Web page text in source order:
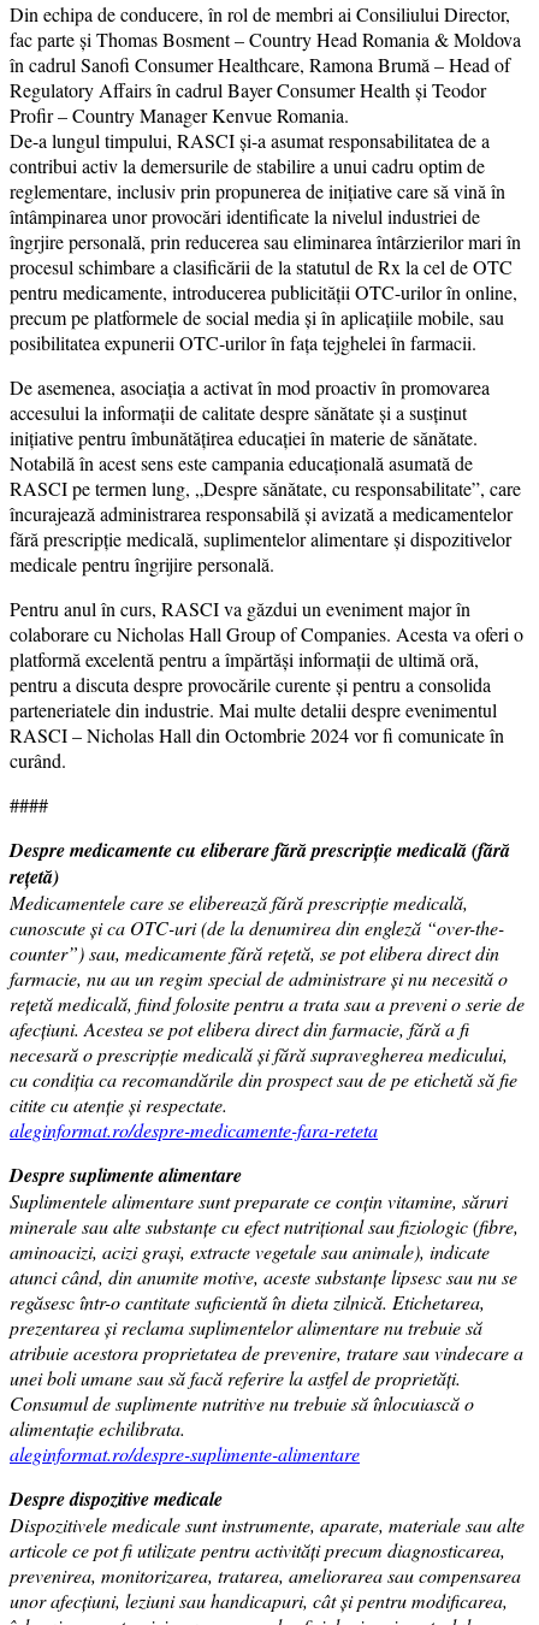
Din echipa de conducere, în rol de membri ai Consiliului Director,
fac parte și Thomas Bosment – Country Head Romania & Moldova
în cadrul Sanofi Consumer Healthcare, Ramona Brumă – Head of
Regulatory Affairs în cadrul Bayer Consumer Health și Teodor
Profir – Country Manager Kenvue Romania.
De-a lungul timpului, RASCI și-a asumat responsabilitatea de a
contribui activ la demersurile de stabilire a unui cadru optim de
reglementare, inclusiv prin propunerea de inițiative care să vină în
întâmpinarea unor provocări identificate la nivelul industriei de
îngrjire personală, prin reducerea sau eliminarea întârzierilor mari în
procesul schimbare a clasificării de la statutul de Rx la cel de OTC
pentru medicamente, introducerea publicității OTC-urilor în online,
precum pe platformele de social media și în aplicațiile mobile, sau
posibilitatea expunerii OTC-urilor în fața tejghelei în farmacii.
De asemenea, asociația a activat în mod proactiv în promovarea
accesului la informații de calitate despre sănătate și a susținut
inițiative pentru îmbunătățirea educației în materie de sănătate.
Notabilă în acest sens este campania educațională asumată de
RASCI pe termen lung, „Despre sănătate, cu responsabilitate”, care
încurajează administrarea responsabilă și avizată a medicamentelor
fără prescripție medicală, suplimentelor alimentare și dispozitivelor
medicale pentru îngrijire personală.
Pentru anul în curs, RASCI va găzdui un eveniment major în
colaborare cu Nicholas Hall Group of Companies. Acesta va oferi o
platformă excelentă pentru a împărtăși informații de ultimă oră,
pentru a discuta despre provocările curente și pentru a consolida
parteneriatele din industrie. Mai multe detalii despre evenimentul
RASCI – Nicholas Hall din Octombrie 2024 vor fi comunicate în
curând.
####
Despre medicamente cu eliberare fără prescripție medicală (fără
rețetă)
Medicamentele care se eliberează fără prescripție medicală,
cunoscute și ca OTC-uri (de la denumirea din engleză “over-the-
counter”) sau, medicamente fără rețetă, se pot elibera direct din
farmacie, nu au un regim special de administrare și nu necesită o
rețetă medicală, fiind folosite pentru a trata sau a preveni o serie de
afecțiuni. Acestea se pot elibera direct din farmacie, fără a fi
necesară o prescripție medicală și fără supravegherea medicului,
cu condiția ca recomandările din prospect sau de pe etichetă să fie
citite cu atenție și respectate.
aleginformat.ro/despre-medicamente-fara-reteta
Despre suplimente alimentare
Suplimentele alimentare sunt preparate ce conțin vitamine, săruri
minerale sau alte substanțe cu efect nutrițional sau fiziologic (fibre,
aminoacizi, acizi grași, extracte vegetale sau animale), indicate
atunci când, din anumite motive, aceste substanțe lipsesc sau nu se
regăsesc într-o cantitate suficientă în dieta zilnică. Etichetarea,
prezentarea și reclama suplimentelor alimentare nu trebuie să
atribuie acestora proprietatea de prevenire, tratare sau vindecare a
unei boli umane sau să facă referire la astfel de proprietăți.
Consumul de suplimente nutritive nu trebuie să înlocuiască o
alimentație echilibrata.
aleginformat.ro/despre-suplimente-alimentare
Despre dispozitive medicale
Dispozitivele medicale sunt instrumente, aparate, materiale sau alte
articole ce pot fi utilizate pentru activități precum diagnosticarea,
prevenirea, monitorizarea, tratarea, ameliorarea sau compensarea
unor afecțiuni, leziuni sau handicapuri, cât și pentru modificarea,